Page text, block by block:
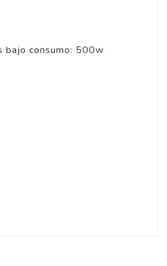
bajo consumo: 500w